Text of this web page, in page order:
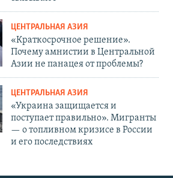
ЦЕНТРАЛЬНАЯ АЗИЯ
«Краткосрочное решение».
Почему амнистии в Центральной
Азии не панацея от проблемы?
ЦЕНТРАЛЬНАЯ АЗИЯ
«Украина защищается и
поступает правильно». Мигранты
— о топливном кризисе в России
и его последствиях